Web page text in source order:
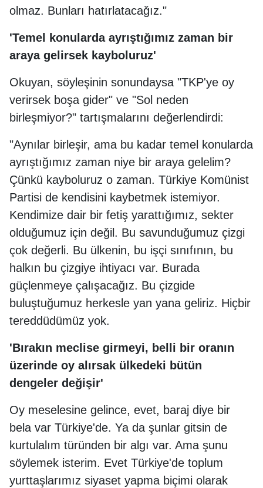
olmaz. Bunları hatırlatacağız."
'Temel konularda ayrıştığımız zaman bir
araya gelirsek kayboluruz'
Okuyan, söyleşinin sonundaysa "TKP'ye oy
verirsek boşa gider" ve "Sol neden
birleşmiyor?" tartışmalarını değerlendirdi:
"Aynılar birleşir, ama bu kadar temel konularda
ayrıştığımız zaman niye bir araya gelelim?
Çünkü kayboluruz o zaman. Türkiye Komünist
Partisi de kendisini kaybetmek istemiyor.
Kendimize dair bir fetiş yarattığımız, sekter
olduğumuz için değil. Bu savunduğumuz çizgi
çok değerli. Bu ülkenin, bu işçi sınıfının, bu
halkın bu çizgiye ihtiyacı var. Burada
güçlenmeye çalışacağız. Bu çizgide
buluştuğumuz herkesle yan yana geliriz. Hiçbir
tereddüdümüz yok.
'Bırakın meclise girmeyi, belli bir oranın
üzerinde oy alırsak ülkedeki bütün
dengeler değişir'
Oy meselesine gelince, evet, baraj diye bir
bela var Türkiye'de. Ya da şunlar gitsin de
kurtulalım türünden bir algı var. Ama şunu
söylemek isterim. Evet Türkiye'de toplum
yurttaşlarımız siyaset yapma biçimi olarak